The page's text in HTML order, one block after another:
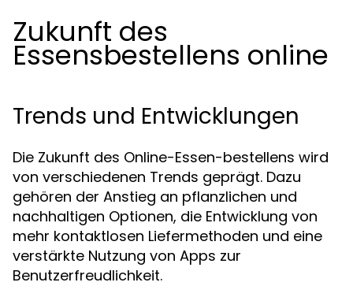
Zukunft des
Essensbestellens online
Trends und Entwicklungen
Die Zukunft des Online-Essen-bestellens wird
von verschiedenen Trends geprägt. Dazu
gehören der Anstieg an pflanzlichen und
nachhaltigen Optionen, die Entwicklung von
mehr kontaktlosen Liefermethoden und eine
verstärkte Nutzung von Apps zur
Benutzerfreudlichkeit.